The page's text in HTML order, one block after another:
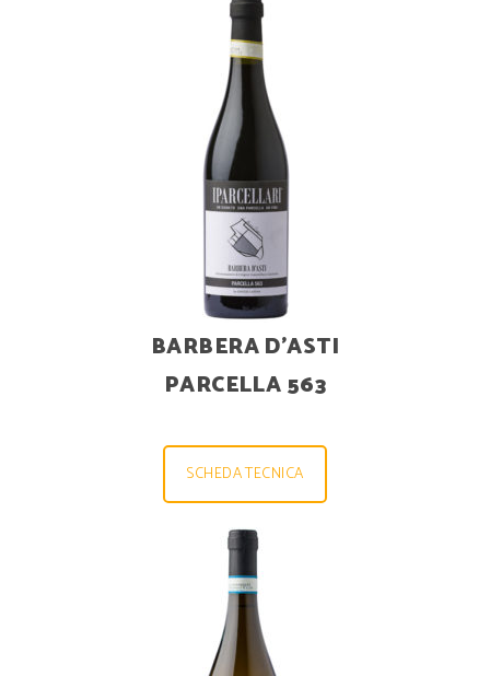
BARBERA D’ASTI
PARCELLA 563
SCHEDA TECNICA